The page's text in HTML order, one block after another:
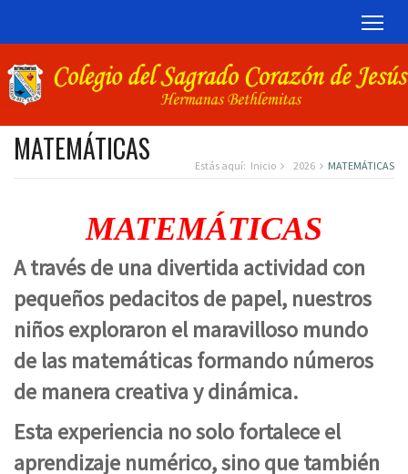
MATEMÁTICAS Estás aquí: Inicio 2026 MATEMÁTICAS
MATEMÁTICAS
A través de una divertida actividad con
pequeños pedacitos de papel, nuestros
niños exploraron el maravilloso mundo
de las matemáticas formando números
de manera creativa y dinámica.
Esta experiencia no solo fortalece el
aprendizaje numérico, sino que también